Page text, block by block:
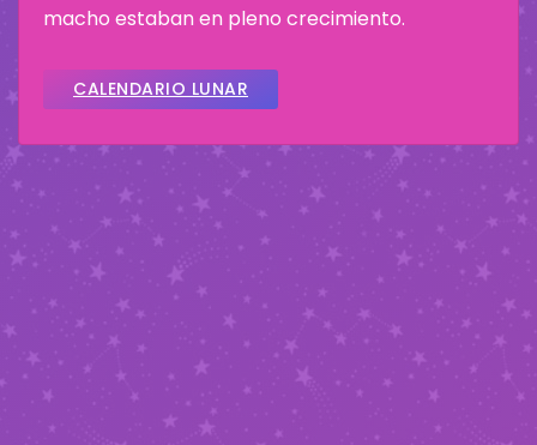
macho estaban en pleno crecimiento.
CALENDARIO LUNAR